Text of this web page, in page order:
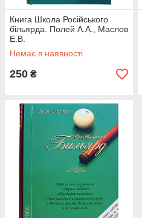
Книга Школа Російського
більярда. Полей А.А., Маслов
Е.В.
Немає в наявності
250 ₴